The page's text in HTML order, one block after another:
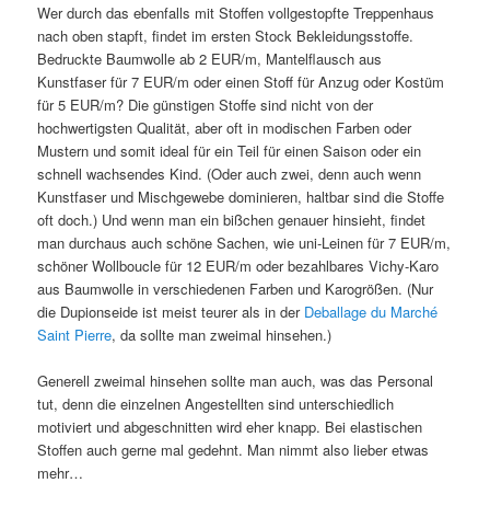
Wer durch das ebenfalls mit Stoffen vollgestopfte Treppenhaus
nach oben stapft, findet im ersten Stock Bekleidungsstoffe.
Bedruckte Baumwolle ab 2 EUR/m, Mantelflausch aus
Kunstfaser für 7 EUR/m oder einen Stoff für Anzug oder Kostüm
für 5 EUR/m? Die günstigen Stoffe sind nicht von der
hochwertigsten Qualität, aber oft in modischen Farben oder
Mustern und somit ideal für ein Teil für einen Saison oder ein
schnell wachsendes Kind. (Oder auch zwei, denn auch wenn
Kunstfaser und Mischgewebe dominieren, haltbar sind die Stoffe
oft doch.) Und wenn man ein bißchen genauer hinsieht, findet
man durchaus auch schöne Sachen, wie uni-Leinen für 7 EUR/m,
schöner Wollboucle für 12 EUR/m oder bezahlbares Vichy-Karo
aus Baumwolle in verschiedenen Farben und Karogrößen. (Nur
die Dupionseide ist meist teurer als in der Deballage du Marché
Saint Pierre, da sollte man zweimal hinsehen.)
Generell zweimal hinsehen sollte man auch, was das Personal
tut, denn die einzelnen Angestellten sind unterschiedlich
motiviert und abgeschnitten wird eher knapp. Bei elastischen
Stoffen auch gerne mal gedehnt. Man nimmt also lieber etwas
mehr…